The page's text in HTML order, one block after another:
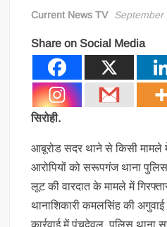
Current News TV September
Share on Social Media
सिरोही.
आबूरोड सदर थाने से किसी मामले
आरोपियों को सरूपगंज थाना
लूट की वारदात के मामले में
थानाशिकारी कमलसिंह की अगुवाई
कार्रवाई में पंचदेवल, पुलिस थाना